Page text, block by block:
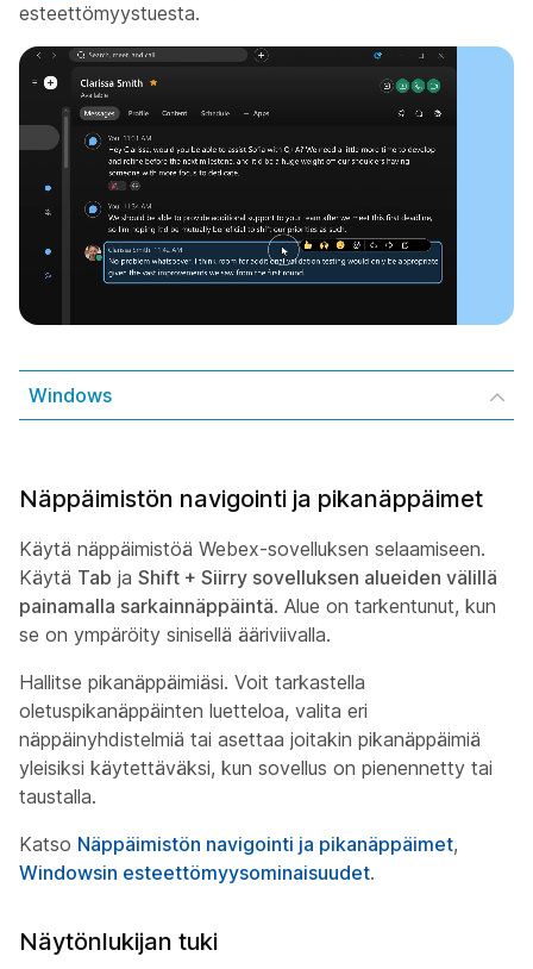
esteettömyystuesta.
Windows
Näppäimistön navigointi ja pikanäppäimet
Käytä näppäimistöä Webex-sovelluksen selaamiseen.
Käytä Tab ja Shift + Siirry sovelluksen alueiden välillä
painamalla sarkainnäppäintä. Alue on tarkentunut, kun
se on ympäröity sinisellä ääriviivalla.
Hallitse pikanäppäimiäsi. Voit tarkastella
oletuspikanäppäinten luetteloa, valita eri
näppäinyhdistelmiä tai asettaa joitakin pikanäppäimiä
yleisiksi käytettäväksi, kun sovellus on pienennetty tai
taustalla.
Katso Näppäimistön navigointi ja pikanäppäimet,
Windowsin esteettömyysominaisuudet.
Näytönlukijan tuki